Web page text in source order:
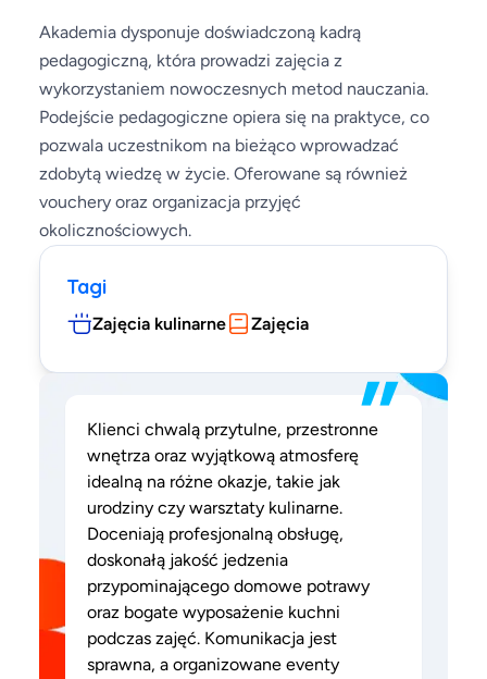
Akademia dysponuje doświadczoną kadrą
pedagogiczną, która prowadzi zajęcia z
wykorzystaniem nowoczesnych metod nauczania.
Podejście pedagogiczne opiera się na praktyce, co
pozwala uczestnikom na bieżąco wprowadzać
zdobytą wiedzę w życie. Oferowane są również
vouchery oraz organizacja przyjęć
okolicznościowych.
Tagi
Zajęcia kulinarne Zajęcia
”
Klienci chwalą przytulne, przestronne
wnętrza oraz wyjątkową atmosferę
idealną na różne okazje, takie jak
urodziny czy warsztaty kulinarne.
Doceniają profesjonalną obsługę,
doskonałą jakość jedzenia
przypominającego domowe potrawy
oraz bogate wyposażenie kuchni
podczas zajęć. Komunikacja jest
sprawna, a organizowane eventy